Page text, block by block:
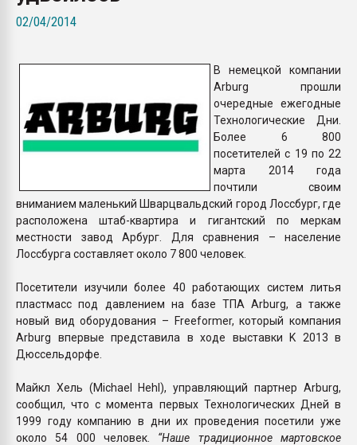
ПЕРЕЙТИ НА
02/04/2014
В немецкой компании
Arburg прошли
очередные ежегодные
Технологические Дни.
Более 6 800
посетителей с 19 по 22
марта 2014 года
почтили своим
вниманием маленький Шварцвальдский город Лоссбург, где
расположена штаб-квартира и гигантский по меркам
местности завод Арбург. Для сравнения – население
Лоссбурга составляет около 7 800 человек.
Посетители изучили более 40 работающих систем литья
пластмасс под давлением на базе ТПА Arburg, а также
новый вид оборудования – Freeformer, который компания
Arburg впервые представила в ходе выставки K 2013 в
Дюссельдорфе.
Майкл Хель (Michael Hehl), управляющий партнер Arburg,
сообщил, что с момента первых Технологических Дней в
1999 году компанию в дни их проведения посетили уже
около 54 000 человек. “Наше традиционное мартовское